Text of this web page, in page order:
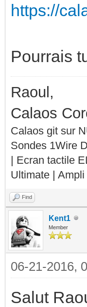
https://
Pourrais
Raoul,
Calaos
Calaos git sur
Sondes 1Wire
| Ecran tactile
Ultimate |
Find
Kent1
Member
06-21-2016,
Salut